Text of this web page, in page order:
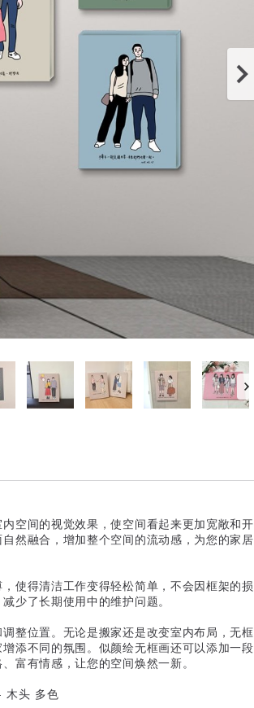
空间的视觉效果，使空间看起来更加宽敞和开
然融合，增加整个空间的流动感，为您的家居
使得清洁工作变得轻松简单，不会因框架的损
少了长期使用中的维护问题。
整位置。无论是搬家还是改变室内布局，无框
添不同的氛围。似颜绘无框画还可以添加一段
富有情感，让您的空间焕然一新。